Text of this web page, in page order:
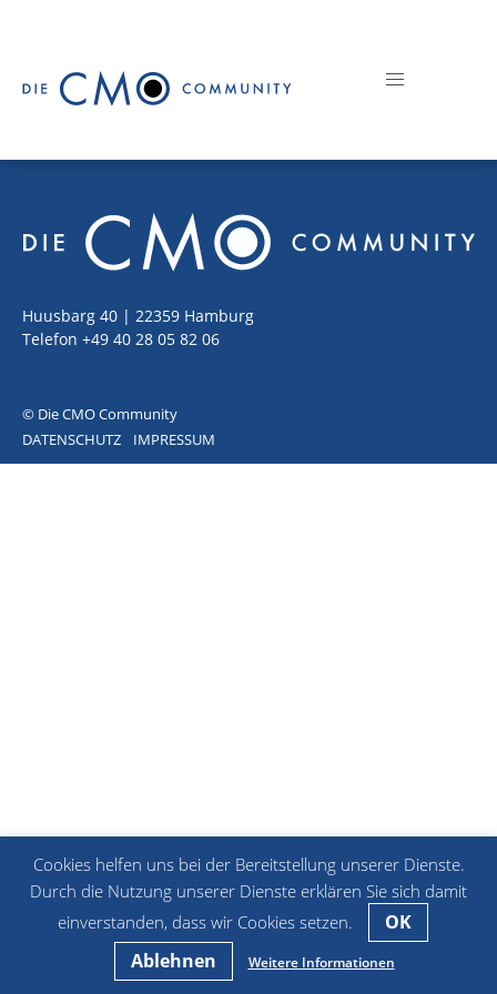
Huusbarg 40 | 22359 Hamburg
Telefon +49 40 28 05 82 06
© Die CMO Community
DATENSCHUTZ
IMPRESSUM
Cookies helfen uns bei der Bereitstellung unserer Dienste.
Durch die Nutzung unserer Dienste erklären Sie sich damit
einverstanden, dass wir Cookies setzen.
OK
Ablehnen
Weitere Informationen